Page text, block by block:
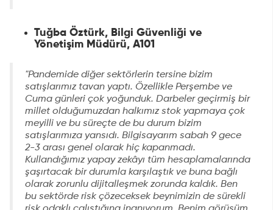
Tuğba Öztürk, Bilgi Güvenliği ve
Yönetişim Müdürü, A101
"Pandemide diğer sektörlerin tersine bizim
satışlarımız tavan yaptı. Özellikle Perşembe ve
Cuma günleri çok yoğunduk. Darbeler geçirmiş bir
millet olduğumuzdan halkımız stok yapmaya çok
meyilli ve bu süreçte de bu durum bizim
satışlarımıza yansıdı. Bilgisayarım sabah 9 gece
2-3 arası genel olarak hiç kapanmadı.
Kullandığımız yapay zekâyı tüm hesaplamalarında
şaşırtacak bir durumla karşılaştık ve buna bağlı
olarak zorunlu dijitalleşmek zorunda kaldık. Ben
bu sektörde risk çözeceksek beynimizin de sürekli